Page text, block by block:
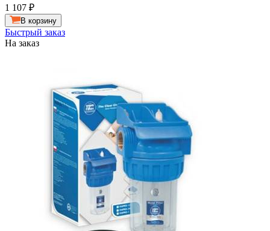
1 107 ₽
В корзину
Быстрый заказ
На заказ